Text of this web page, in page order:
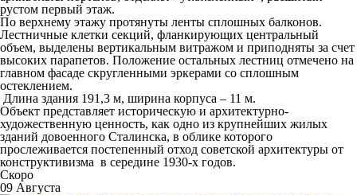
рустом первый этаж.
По верхнему этажу протянуты ленты сплошных балконов.
Лестничные клетки секций, фланкирующих центральный
объем, выделены вертикальным витражом и приподняты за счет
высоких парапетов. Положение остальных лестниц отмечено на
главном фасаде скругленными эркерами со сплошным
остеклением.
Длина здания 191,3 м, ширина корпуса – 11 м.
Объект представляет историческую и архитектурно-
художественную ценность, как одно из крупнейших жилых
зданий довоенного Сталинска, в облике которого
прослеживается постепенный отход советской архитектуры от
конструктивизма в середине 1930-х годов.
Скоро
09 Августа